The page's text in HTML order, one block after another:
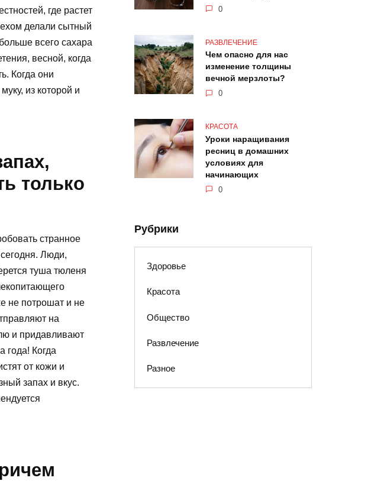
где растет
делали сытный
всего сахара
весной, когда
Когда они
из которой и
только
странное
Люди,
туша тюленя
не потрошат и не
на
и придавливают
года! Когда
от кожи и
запах и вкус.
0
РАЗВЛЕЧЕНИЕ
Чем опасно для нас
изменение толщины
вечной мерзлоты?
0
КРАСОТА
Уроки наращивания
ресниц в домашних
условиях для
начинающих
0
Рубрики
Здоровье
Красота
Общество
Развлечение
Разное